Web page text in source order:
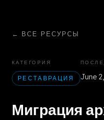
← ВСЕ РЕСУРСЫ
КАТЕГОРИЯ
РЕСТАВРАЦИЯ June
Миграция